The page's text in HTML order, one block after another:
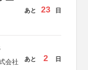
あと 23 日
会社
あと 2 日